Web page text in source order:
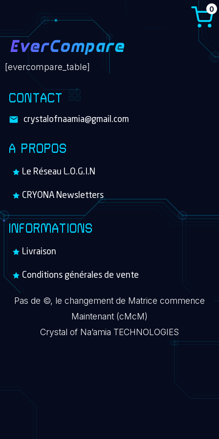
0
EverCompare
[evercompare_table]
CONTACT
crystalofnaamia@gmail.com
A PROPOS
Le Réseau L.O.G.I.N
CRYONA Newsletters
INFORMATIONS
Livraison
Conditions générales de vente
Pas de ©, le changement de Matrice commence
Maintenant (cMcM)
Crystal of Na’amia TECHNOLOGIES